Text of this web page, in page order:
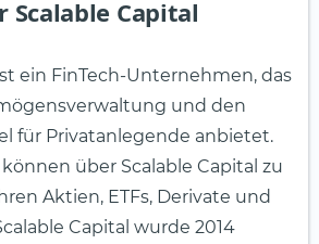
Scalable Capital
ein FinTech-Unternehmen, das
und den
für Privatanlegende anbietet.
über Scalable Capital zu
Aktien, ETFs, Derivate und
Capital wurde 2014